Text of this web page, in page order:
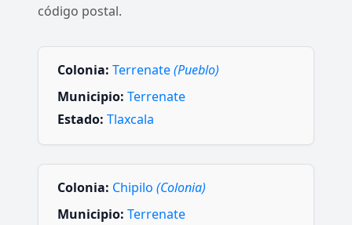
código postal.
Colonia: Terrenate(Pueblo)
Municipio: Terrenate
Estado: Tlaxcala
Colonia: Chipilo (Colonia)
Municipio: Terrenate